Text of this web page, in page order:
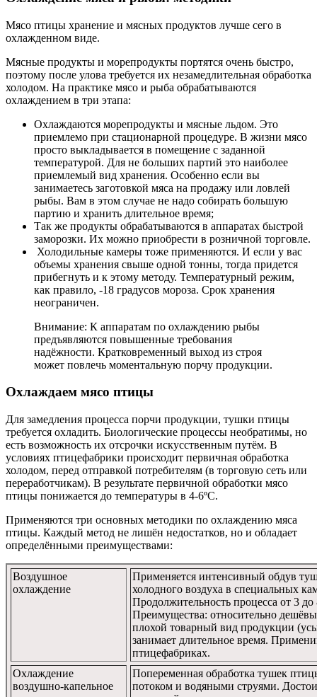
Мясо птицы хранение и мясных продуктов лучше сего в
охлажденном виде.
Мясные продукты и морепродукты портятся очень быстро,
поэтому после улова требуется их незамедлительная обработка
холодом. На практике мясо и рыба обрабатываются
охлаждением в три этапа:
Охлаждаются морепродукты и мясные льдом. Это
приемлемо при стационарной процедуре. В жизни мясо
просто выкладывается в помещение с заданной
температурой. Для не больших партий это наиболее
приемлемый вид хранения. Особенно если вы
занимаетесь заготовкой мяса на продажу или ловлей
рыбы. Вам в этом случае не надо собирать большую
партию и хранить длительное время;
Так же продукты обрабатываются в аппаратах быстрой
заморозки. Их можно приобрести в розничной торговле.
Холодильные камеры тоже применяются. И если у вас
объемы хранения свыше одной тонны, тогда придется
прибегнуть и к этому методу. Температурный режим,
как правило, -18 градусов мороза. Срок хранения
неограничен.
Внимание: К аппаратам по охлаждению рыбы
предъявляются повышенные требования
надёжности. Кратковременный выход из строя
может повлечь моментальную порчу продукции.
Охлаждаем мясо птицы
Для замедления процесса порчи продукции, тушки птицы
требуется охладить. Биологические процессы необратимы, но
есть возможность их отсрочки искусственным путём. В
условиях птицефабрики происходит первичная обработка
холодом, перед отправкой потребителям (в торговую сеть или
переработчикам). В результате первичной обработки мясо
птицы понижается до температуры в 4-6ºС.
Применяются три основных методики по охлаждению мяса
птицы. Каждый метод не лишён недостатков, но и обладает
определёнными преимуществами:
Воздушное
охлаждение
Применяется интенсивный обдув
холодного воздуха в специальных
Продолжительность процесса от 3 до
Преимущества: относительно
плохой товарный вид продукции
занимает длительное время.
птицефабриках.
Охлаждение
воздушно-капельное
Попеременная обработка тушек
потоком и водяными струями.